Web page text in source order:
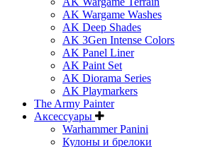
AK Wargame Washes
AK Deep Shades
AK 3Gen Intense Colors
AK Panel Liner
AK Paint Set
AK Diorama Series
AK Playmarkers
The Army Painter
Аксессуары
Warhammer Panini
Кулоны и брелоки